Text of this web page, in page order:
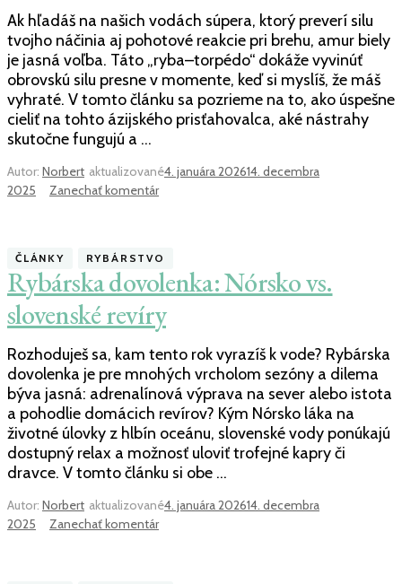
kapra
Ak hľadáš na našich vodách súpera, ktorý preverí silu
tvojho náčinia aj pohotové reakcie pri brehu, amur biely
je jasná voľba. Táto „ryba–torpédo“ dokáže vyvinúť
obrovskú silu presne v momente, keď si myslíš, že máš
vyhraté. V tomto článku sa pozrieme na to, ako úspešne
cieliť na tohto ázijského prisťahovalca, aké nástrahy
skutočne fungujú a …
Autor: Norbert aktualizované4. januára 202614. decembra
2025
Zanechať komentárk
Ako
uloviť
bojovného
ČLÁNKY RYBÁRSTVO
Rybárska dovolenka: Nórsko vs.
slovenské revíry
Rozhoduješ sa, kam tento rok vyrazíš k vode? Rybárska
dovolenka je pre mnohých vrcholom sezóny a dilema
býva jasná: adrenalínová výprava na sever alebo istota
a pohodlie domácich revírov? Kým Nórsko láka na
životné úlovky z hlbín oceánu, slovenské vody ponúkajú
dostupný relax a možnosť uloviť trofejné kapry či
dravce. V tomto článku si obe …
Autor: Norbert aktualizované4. januára 202614. decembra
2025
Zanechať komentárk